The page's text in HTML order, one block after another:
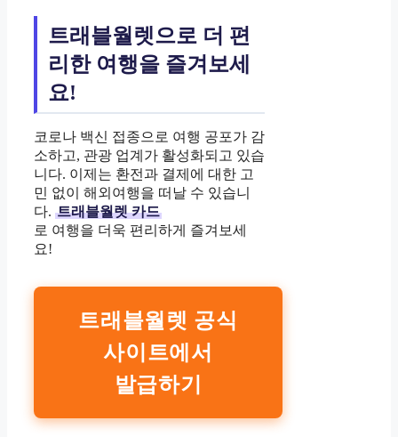
트래블월렛으로 더 편
리한 여행을 즐겨보세
요!
코로나 백신 접종으로 여행 공포가 감
소하고, 관광 업계가 활성화되고 있습
니다. 이제는 환전과 결제에 대한 고
민 없이 해외여행을 떠날 수 있습니
다. 트래블월렛 카드
로 여행을 더욱 편리하게 즐겨보세
요!
트래블월렛 공식
사이트에서
발급하기